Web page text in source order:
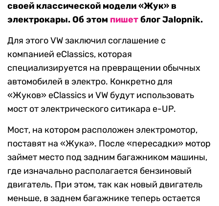
своей классической модели «Жук» в
электрокары. Об этом пишетблог Jalopnik.
Для этого VW заключил соглашение с
компанией eClassics, которая
специализируется на превращении обычных
автомобилей в электро. Конкретно для
«Жуков» eClassics и VW будут использовать
мост от электрического ситикара e-UP.
Мост, на котором расположен электромотор,
поставят на «Жука». После «пересадки» мотор
займет место под задним багажником машины,
где изначально располагается бензиновый
двигатель. При этом, так как новый двигатель
меньше, в заднем багажнике теперь остается